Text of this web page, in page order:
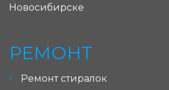
Новосибирске
РЕМОНТ
Ремонт стиралок